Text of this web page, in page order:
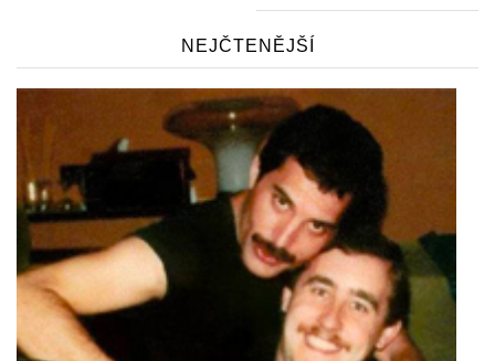
NEJČTENĚJŠÍ